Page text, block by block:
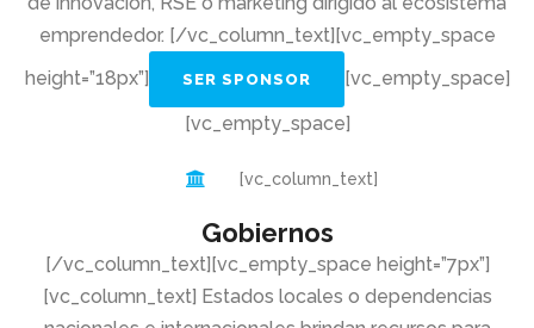
emprendedor. [/vc_column_text][vc_empty_space
height=”18px”]
SER SPONSOR
[vc_empty_space]
[vc_empty_space]
[vc_column_text]
Gobiernos
[/vc_column_text][vc_empty_space height=”7px”]
[vc_column_text] Estados locales o dependencias